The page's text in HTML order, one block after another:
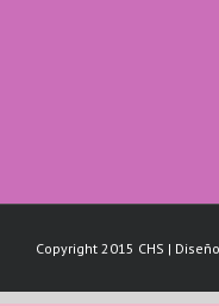
Copyright 2015 CHS |